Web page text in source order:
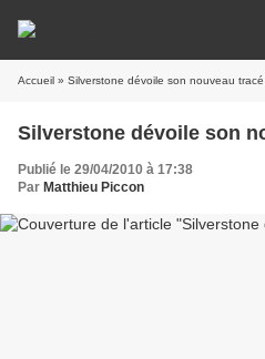
Accueil » Silverstone dévoile son nouveau tracé
Silverstone dévoile son
Publié le 29/04/2010 à 17:38
Par Matthieu Piccon